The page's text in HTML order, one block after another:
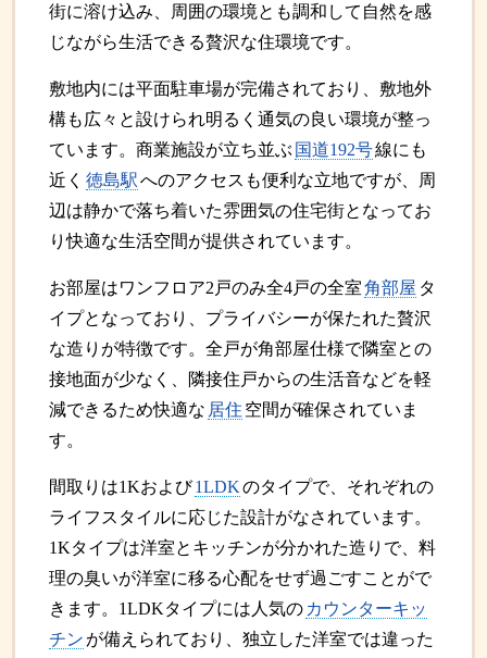
街に溶け込み、周囲の環境とも調和して自然を感
じながら生活できる贅沢な住環境です。
敷地内には平面駐車場が完備されており、敷地外
構も広々と設けられ明るく通気の良い環境が整っ
ています。商業施設が立ち並ぶ 国道192号線にも
近く 徳島駅へのアクセスも便利な立地ですが、周
辺は静かで落ち着いた雰囲気の住宅街となってお
り快適な生活空間が提供されています。
お部屋はワンフロア2戸のみ全4戸の全室角部屋 タ
イプとなっており、プライバシーが保たれた贅沢
な造りが特徴です。全戸が角部屋仕様で隣室との
接地面が少なく、隣接住戸からの生活音などを軽
減できるため快適な 居住 空間が確保されていま
す。
間取りは1Kおよび1LDKのタイプで、それぞれの
ライフスタイルに応じた設計がなされています。
1Kタイプは洋室とキッチンが分かれた造りで、料
理の臭いが洋室に移る心配をせず過ごすことがで
きます。1LDKタイプには人気の カウンターキッ
チン が備えられており、独立した洋室では違った